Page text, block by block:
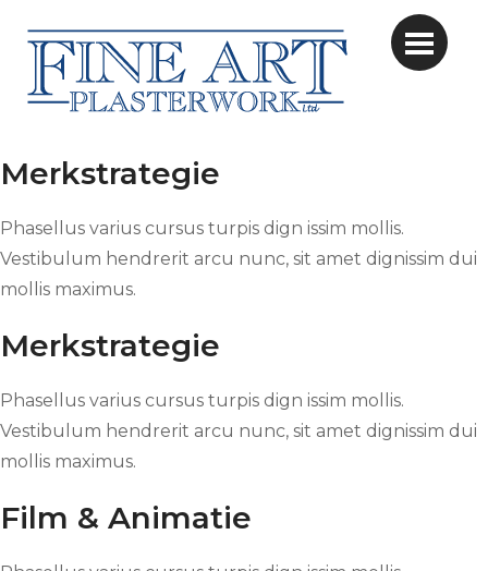
Merkstrategie
Phasellus varius cursus turpis dign issim mollis.
Vestibulum hendrerit arcu nunc, sit amet dignissim dui
mollis maximus.
Merkstrategie
Phasellus varius cursus turpis dign issim mollis.
Vestibulum hendrerit arcu nunc, sit amet dignissim dui
mollis maximus.
Film & Animatie